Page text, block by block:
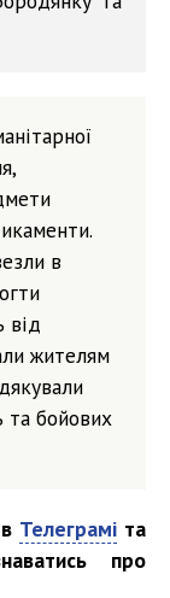
в
від
жителям
та бойових
Телеграміта
про